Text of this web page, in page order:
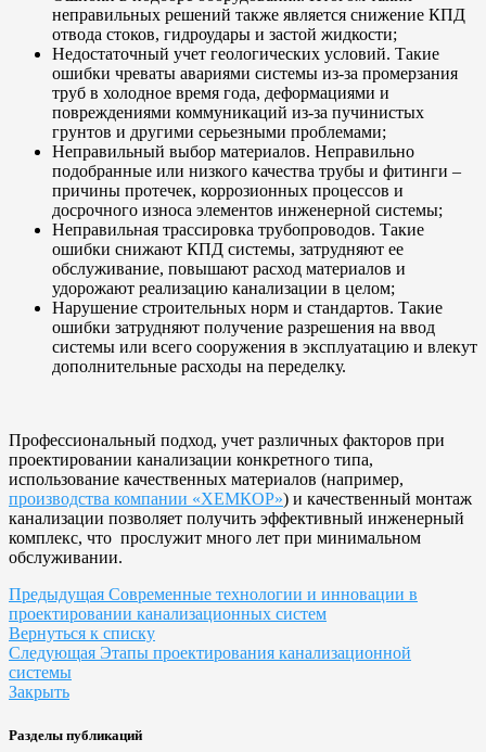
неправильных решений также является снижение КПД
отвода стоков, гидроудары и застой жидкости;
Недостаточный учет геологических условий. Такие
ошибки чреваты авариями системы из-за промерзания
труб в холодное время года, деформациями и
повреждениями коммуникаций из-за пучинистых
грунтов и другими серьезными проблемами;
Неправильный выбор материалов. Неправильно
подобранные или низкого качества трубы и фитинги –
причины протечек, коррозионных процессов и
досрочного износа элементов инженерной системы;
Неправильная трассировка трубопроводов. Такие
ошибки снижают КПД системы, затрудняют ее
обслуживание, повышают расход материалов и
удорожают реализацию канализации в целом;
Нарушение строительных норм и стандартов. Такие
ошибки затрудняют получение разрешения на ввод
системы или всего сооружения в эксплуатацию и влекут
дополнительные расходы на переделку.
Профессиональный подход, учет различных факторов при
проектировании канализации конкретного типа,
использование качественных материалов (например,
производства компании «ХЕМКОР») и качественный монтаж
канализации позволяет получить эффективный инженерный
комплекс, что прослужит много лет при минимальном
обслуживании.
Предыдущая Современные технологии и инновации в
проектировании канализационных систем
Вернуться к списку
Следующая Этапы проектирования канализационной
системы
Закрыть
Разделы публикаций